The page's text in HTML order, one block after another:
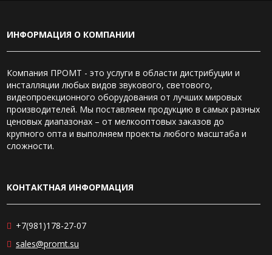
ИНФОРМАЦИЯ О КОМПАНИИ
Компания ПРОМТ - это услуги в области дистрибуции и
инсталляции любых видов звукового, светового,
видеопроекционного оборудования от лучших мировых
производителей. Мы поставляем продукцию в самых разных
ценовых диапазонах – от мелкооптовых заказов до
крупного опта и выполняем проекты любого масштаба и
сложности.
КОНТАКТНАЯ ИНФОРМАЦИЯ
+7(981)178-27-07
sales@promt.su